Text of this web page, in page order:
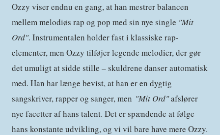
Ozzy viser endnu en gang, at han mestrer balancen
mellem melodiøs rap og pop med sin nye single "Mit
Ord". Instrumentalen holder fast i klassiske rap-
elementer, men Ozzy tilføjer legende melodier, der gør
det umuligt at sidde stille – skuldrene danser automatisk
med. Han har længe bevist, at han er en dygtig
sangskriver, rapper og sanger, men "Mit Ord"afslører
nye facetter af hans talent. Det er spændende at følge
hans konstante udvikling, og vi vil bare have mere Ozzy.